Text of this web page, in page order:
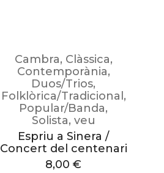
Cambra, Clàssica,
Contemporània,
Duos/Trios,
Folklòrica/Tradicional ,
Popular/Banda,
Solista, veu
Espriu a Sinera /
Concert del centenari
8,00€